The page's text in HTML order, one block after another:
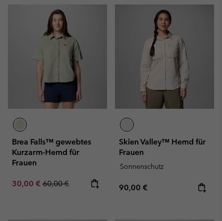
Brea Falls™ gewebtes
Kurzarm-Hemd für
Frauen
Sale price:
30,00 € Regular price:
60,00 €
Skien Valley™ Hemd für
Frauen
Sonnenschutz
Regular price:
90,00 €